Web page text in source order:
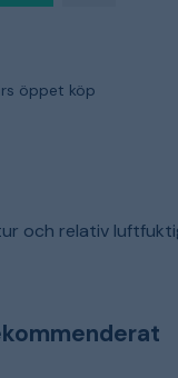
öppet köp
och relativ